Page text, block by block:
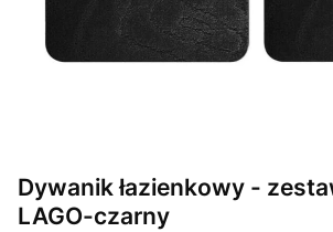
Dywanik łazienkowy -
LAGO-czarny